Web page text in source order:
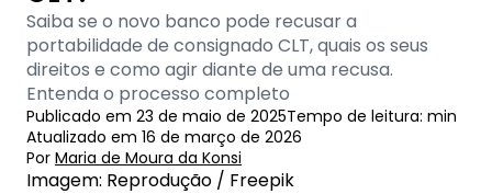
Saiba se o novo banco pode recusar a
portabilidade de consignado CLT, quais os seus
direitos e como agir diante de uma recusa.
Entenda o processo completo
Publicado em 23 de maio de 2025Tempo de leitura: min
Atualizado em 16 de março de 2026
Por Maria de Moura da Konsi
Imagem: Reprodução / Freepik